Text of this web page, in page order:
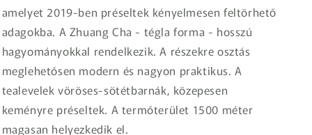
amelyet 2019-ben préseltek kényelmesen feltörhető
adagokba. A Zhuang Cha - tégla forma - hosszú
hagyományokkal rendelkezik. A részekre osztás
meglehetősen modern és nagyon praktikus. A
tealevelek vöröses-sötétbarnák, közepesen
keményre préseltek. A termőterület 1500 méter
magasan helyezkedik el.